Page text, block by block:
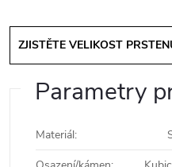
ZJISTĚTE VELIKOST
Parametry
Materiál: